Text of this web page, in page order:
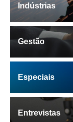
Indústrias
Gestão
Especiais
Entrevistas